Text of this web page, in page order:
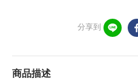
分享到
商品描述